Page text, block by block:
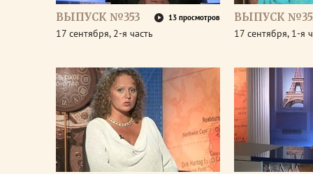
ВЫПУСК №353 13 просмотров
17 сентября, 2-я часть
ВЫПУСК
17 сентября, 1-я